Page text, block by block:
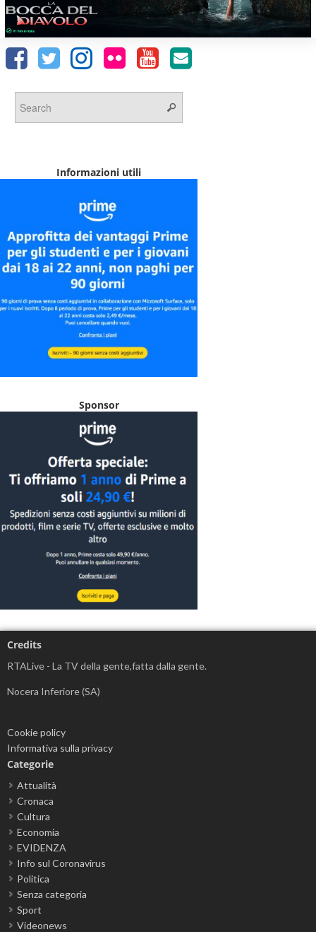
Informazioni utili
Sponsor
Credits
RTALive - La TV della gente,fatta dalla gente.
Nocera Inferiore (SA)
Cookie policy
Informativa sulla privacy
Categorie
Attualità
Cronaca
Cultura
Economia
EVIDENZA
Info sul Coronavirus
Politica
Senza categoria
Sport
Videonews